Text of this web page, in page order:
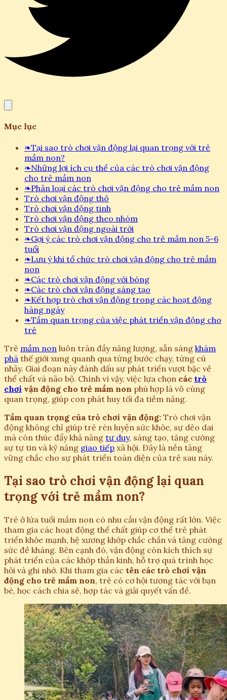
Mục lục
❧Tại sao trò chơi vận động lại quan trọng với trẻ
mầm non?
❧Những lợi ích cụ thể của các trò chơi vận động
cho trẻ mầm non
❧Phân loại các trò chơi vận động cho trẻ mầm non
Trò chơi vận động thô
Trò chơi vận động tinh
Trò chơi vận động theo nhóm
Trò chơi vận động ngoài trời
❧Gợi ý các trò chơi vận động cho trẻ mầm non 5-6
tuổi
❧Lưu ý khi tổ chức trò chơi vận động cho trẻ mầm
non
❧Các trò chơi vận động với bóng
❧Các trò chơi vận động sáng tạo
❧Kết hợp trò chơi vận động trong các hoạt động
hàng ngày
❧Tầm quan trọng của việc phát triển vận động cho
trẻ
Trẻ mầm non luôn tràn đầy năng lượng, sẵn sàng khám
phá thế giới xung quanh qua từng bước chạy, từng cú
nhảy. Giai đoạn này đánh dấu sự phát triển vượt bậc về
thể chất và não bộ. Chính vì vậy, việc lựa chọn các trò
chơi vận động cho trẻ mầm non phù hợp là vô cùng
quan trọng, giúp con phát huy tối đa tiềm năng.
Tầm quan trọng của trò chơi vận động: Trò chơi vận
động không chỉ giúp trẻ rèn luyện sức khỏe, sự dẻo dai
mà còn thúc đẩy khả năng tư duy, sáng tạo, tăng cường
sự tự tin và kỹ năng giao tiếp xã hội. Đây là nền tảng
vững chắc cho sự phát triển toàn diện của trẻ sau này.
Tại sao trò chơi vận động lại quan
trọng với trẻ mầm non?
Trẻ ở lứa tuổi mầm non có nhu cầu vận động rất lớn. Việc
tham gia các hoạt động thể chất giúp cơ thể trẻ phát
triển khỏe mạnh, hệ xương khớp chắc chắn và tăng cường
sức đề kháng. Bên cạnh đó, vận động còn kích thích sự
phát triển của các khớp thần kinh, hỗ trợ quá trình học
hỏi và ghi nhớ. Khi tham gia các tên các trò chơi vận
động cho trẻ mầm non, trẻ có cơ hội tương tác với bạn
bè, học cách chia sẻ, hợp tác và giải quyết vấn đề.